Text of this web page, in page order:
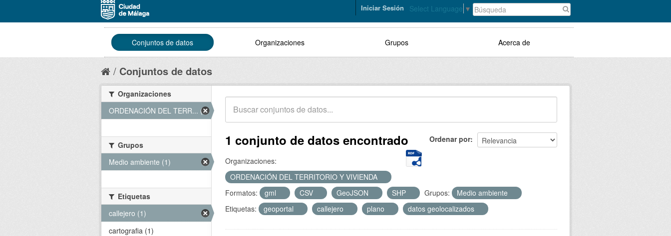
Select Language ▼
Iniciar Sesión
Conjuntos de datos Organizaciones Grupos Acerca de
Conjuntos de datos
Ordenar por
1 conjunto de datos encontrado
Organizaciones:
ORDENACIÓN DEL TERRITORIO Y VIVIENDA
Formatos:
gml CSV GeoJSON SHP Grupos:
Medio ambiente
Etiquetas:
geoportal callejero plano datos geolocalizados
Organizaciones
ORDENACIÓN DEL TERR... (1)
Grupos
Medio ambiente (1)
Etiquetas
callejero (1)
cartografia (1)